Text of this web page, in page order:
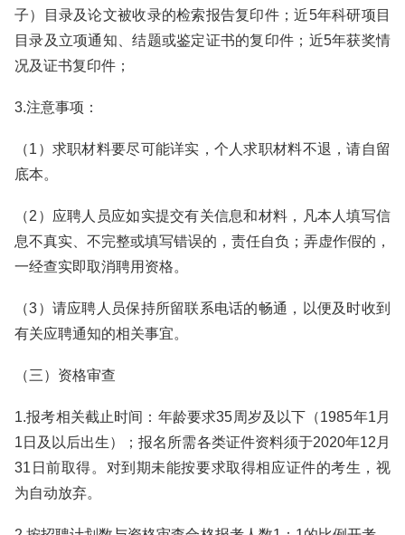
子）目录及论文被收录的检索报告复印件；近5年科研项目
目录及立项通知、结题或鉴定证书的复印件；近5年获奖情
况及证书复印件；
3.注意事项：
（1）求职材料要尽可能详实，个人求职材料不退，请自留
底本。
（2）应聘人员应如实提交有关信息和材料，凡本人填写信
息不真实、不完整或填写错误的，责任自负；弄虚作假的，
一经查实即取消聘用资格。
（3）请应聘人员保持所留联系电话的畅通，以便及时收到
有关应聘通知的相关事宜。
（三）资格审查
1.报考相关截止时间：年龄要求35周岁及以下（1985年1月
1日及以后出生）；报名所需各类证件资料须于2020年12月
31日前取得。对到期未能按要求取得相应证件的考生，视
为自动放弃。